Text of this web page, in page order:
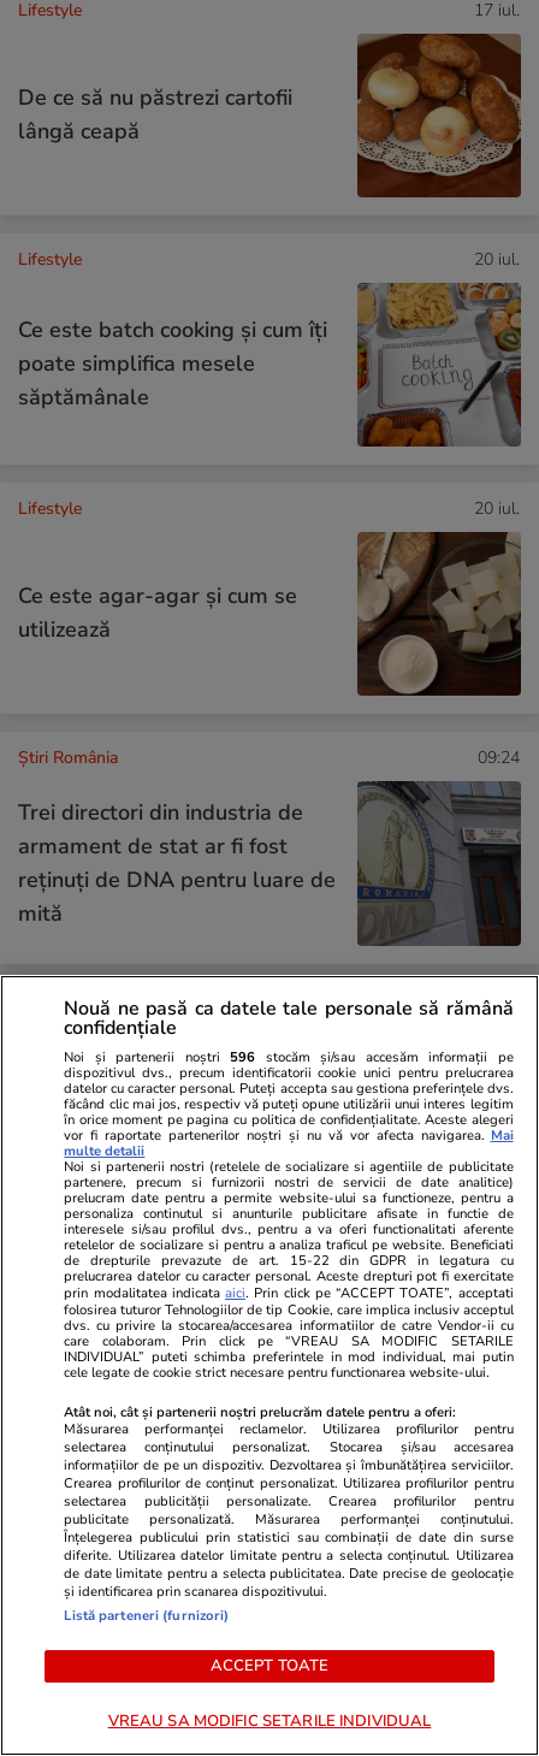
Lifestyle 17 iul.
De ce să nu păstrezi cartofii
lângă ceapă
Lifestyle 20 iul.
Ce este batch cooking și cum îți
poate simplifica mesele
săptămânale
Lifestyle 20 iul.
Ce este agar-agar și cum se
utilizează
Știri România 09:24
Trei directori din industria de
armament de stat ar fi fost
reținuți de DNA pentru luare de
mită
Știri România 09:19
Ce faci ca să nu pierzi din
pensie, dacă ai pierdut carnetul
de muncă. Cum dovedești anii
lucrați înainte de 2001
Știri România 08:27
Vremea se încălzește, dar nu
scăpăm de ploi și vijelii.
Prognoza meteo ANM pentru
2026
Știri România 08:11
Criză de carburanți și TVA
redus la 19%: ce spune Ilie
Bolojan despre noul proiect de
lege introdus în regim de
urgență la Senat
Nouă ne pasă ca datele tale personale să rămână
confidențiale
Noi și partenerii noștri 596 stocăm și/sau accesăm informații pe
dispozitivul dvs., precum identificatorii cookie unici pentru prelucrarea
datelor cu caracter personal. Puteți accepta sau gestiona preferințele dvs.
făcând clic mai jos, respectiv vă puteți opune utilizării unui interes legitim
în orice moment pe pagina cu politica de confidențialitate. Aceste alegeri
vor fi raportate partenerilor noștri și nu vă vor afecta navigarea. Mai
multe detalii
Noi si partenerii nostri (retelele de socializare si agentiile de publicitate
partenere, precum si furnizorii nostri de servicii de date analitice)
prelucram date pentru a permite website-ului sa functioneze, pentru a
personaliza continutul si anunturile publicitare afisate in functie de
interesele si/sau profilul dvs., pentru a va oferi functionalitati aferente
retelelor de socializare si pentru a analiza traficul pe website. Beneficiati
de drepturile prevazute de art. 15-22 din GDPR in legatura cu
prelucrarea datelor cu caracter personal. Aceste drepturi pot fi exercitate
prin modalitatea indicataaici. Prin click pe “ACCEPT TOATE”, acceptati
folosirea tuturor Tehnologiilor de tip Cookie, care implica inclusiv acceptul
dvs. cu privire la stocarea/accesarea informatiilor de catre Vendor-ii cu
care colaboram. Prin click pe “VREAU SA MODIFIC SETARILE
INDIVIDUAL” puteti schimba preferintele in mod individual, mai putin
cele legate de cookie strict necesare pentru functionarea website-ului.
Atât noi, cât și partenerii noștri prelucrăm datele pentru a oferi:
Măsurarea performanței reclamelor. Utilizarea profilurilor pentru
selectarea conținutului personalizat. Stocarea și/sau accesarea
informațiilor de pe un dispozitiv. Dezvoltarea și îmbunătățirea serviciilor.
Crearea profilurilor de conținut personalizat. Utilizarea profilurilor pentru
selectarea publicității personalizate. Crearea profilurilor pentru
publicitate personalizată. Măsurarea performanței conținutului.
Înțelegerea publicului prin statistici sau combinații de date din surse
diferite. Utilizarea datelor limitate pentru a selecta conținutul. Utilizarea
de date limitate pentru a selecta publicitatea. Date precise de geolocație
și identificarea prin scanarea dispozitivului.
Listă parteneri (furnizori)
ACCEPT TOATE
VREAU SA MODIFIC SETARILE INDIVIDUAL